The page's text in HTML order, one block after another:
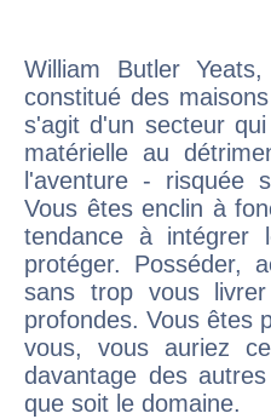
William Butler
constitué des
s'agit d'un secteur
matérielle au
l'aventure - risquée
Vous êtes enclin à
tendance à
protéger. Posséder,
sans trop vous
profondes. Vous êtes
vous, vous auriez
davantage des
que soit le domaine.